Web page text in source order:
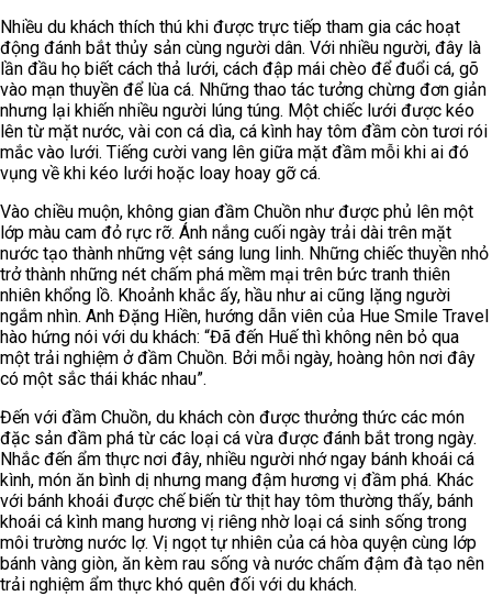
Nhiều du khách thích thú khi được trực tiếp tham gia các hoạt
động đánh bắt thủy sản cùng người dân. Với nhiều người, đây là
lần đầu họ biết cách thả lưới, cách đập mái chèo để đuổi cá, gõ
vào mạn thuyền để lùa cá. Những thao tác tưởng chừng đơn giản
nhưng lại khiến nhiều người lúng túng. Một chiếc lưới được kéo
lên từ mặt nước, vài con cá dìa, cá kình hay tôm đầm còn tươi rói
mắc vào lưới. Tiếng cười vang lên giữa mặt đầm mỗi khi ai đó
vụng về khi kéo lưới hoặc loay hoay gỡ cá.
Vào chiều muộn, không gian đầm Chuồn như được phủ lên một
lớp màu cam đỏ rực rỡ. Ánh nắng cuối ngày trải dài trên mặt
nước tạo thành những vệt sáng lung linh. Những chiếc thuyền nhỏ
trở thành những nét chấm phá mềm mại trên bức tranh thiên
nhiên khổng lồ. Khoảnh khắc ấy, hầu như ai cũng lặng người
ngắm nhìn. Anh Đặng Hiền, hướng dẫn viên của Hue Smile Travel
hào hứng nói với du khách: “Đã đến Huế thì không nên bỏ qua
một trải nghiệm ở đầm Chuồn. Bởi mỗi ngày, hoàng hôn nơi đây
có một sắc thái khác nhau”.
Đến với đầm Chuồn, du khách còn được thưởng thức các món
đặc sản đầm phá từ các loại cá vừa được đánh bắt trong ngày.
Nhắc đến ẩm thực nơi đây, nhiều người nhớ ngay bánh khoái cá
kình, món ăn bình dị nhưng mang đậm hương vị đầm phá. Khác
với bánh khoái được chế biến từ thịt hay tôm thường thấy, bánh
khoái cá kình mang hương vị riêng nhờ loại cá sinh sống trong
môi trường nước lợ. Vị ngọt tự nhiên của cá hòa quyện cùng lớp
bánh vàng giòn, ăn kèm rau sống và nước chấm đậm đà tạo nên
trải nghiệm ẩm thực khó quên đối với du khách.